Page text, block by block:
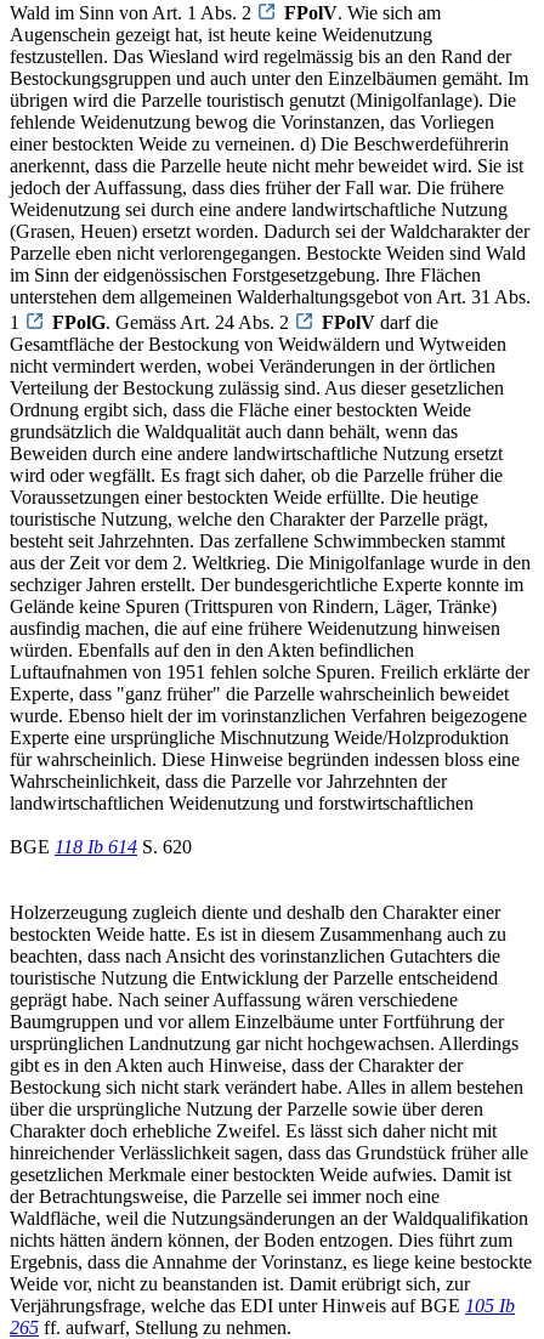
Wald im Sinn von Art. 1 Abs. 2
FPolV. Wie sich am
Augenschein gezeigt hat, ist heute keine Weidenutzung
festzustellen. Das Wiesland wird regelmässig bis an den Rand der
Bestockungsgruppen und auch unter den Einzelbäumen gemäht. Im
übrigen wird die Parzelle touristisch genutzt (Minigolfanlage). Die
fehlende Weidenutzung bewog die Vorinstanzen, das Vorliegen
einer bestockten Weide zu verneinen. d) Die Beschwerdeführerin
anerkennt, dass die Parzelle heute nicht mehr beweidet wird. Sie ist
jedoch der Auffassung, dass dies früher der Fall war. Die frühere
Weidenutzung sei durch eine andere landwirtschaftliche Nutzung
(Grasen, Heuen) ersetzt worden. Dadurch sei der Waldcharakter der
Parzelle eben nicht verlorengegangen. Bestockte Weiden sind Wald
im Sinn der eidgenössischen Forstgesetzgebung. Ihre Flächen
unterstehen dem allgemeinen Walderhaltungsgebot von Art. 31 Abs.
1
FPolG. Gemäss Art. 24 Abs. 2 FPolV darf die
Gesamtfläche der Bestockung von Weidwäldern und Wytweiden
nicht vermindert werden, wobei Veränderungen in der örtlichen
Verteilung der Bestockung zulässig sind. Aus dieser gesetzlichen
Ordnung ergibt sich, dass die Fläche einer bestockten Weide
grundsätzlich die Waldqualität auch dann behält, wenn das
Beweiden durch eine andere landwirtschaftliche Nutzung ersetzt
wird oder wegfällt. Es fragt sich daher, ob die Parzelle früher die
Voraussetzungen einer bestockten Weide erfüllte. Die heutige
touristische Nutzung, welche den Charakter der Parzelle prägt,
besteht seit Jahrzehnten. Das zerfallene Schwimmbecken stammt
aus der Zeit vor dem 2. Weltkrieg. Die Minigolfanlage wurde in den
sechziger Jahren erstellt. Der bundesgerichtliche Experte konnte im
Gelände keine Spuren (Trittspuren von Rindern, Läger, Tränke)
ausfindig machen, die auf eine frühere Weidenutzung hinweisen
würden. Ebenfalls auf den in den Akten befindlichen
Luftaufnahmen von 1951 fehlen solche Spuren. Freilich erklärte der
Experte, dass "ganz früher" die Parzelle wahrscheinlich beweidet
wurde. Ebenso hielt der im vorinstanzlichen Verfahren beigezogene
Experte eine ursprüngliche Mischnutzung Weide/Holzproduktion
für wahrscheinlich. Diese Hinweise begründen indessen bloss eine
Wahrscheinlichkeit, dass die Parzelle vor Jahrzehnten der
landwirtschaftlichen Weidenutzung und forstwirtschaftlichen
BGE 118 Ib 614 S. 620
Holzerzeugung zugleich diente und deshalb den Charakter einer
bestockten Weide hatte. Es ist in diesem Zusammenhang auch zu
beachten, dass nach Ansicht des vorinstanzlichen Gutachters die
touristische Nutzung die Entwicklung der Parzelle entscheidend
geprägt habe. Nach seiner Auffassung wären verschiedene
Baumgruppen und vor allem Einzelbäume unter Fortführung der
ursprünglichen Landnutzung gar nicht hochgewachsen. Allerdings
gibt es in den Akten auch Hinweise, dass der Charakter der
Bestockung sich nicht stark verändert habe. Alles in allem bestehen
über die ursprüngliche Nutzung der Parzelle sowie über deren
Charakter doch erhebliche Zweifel. Es lässt sich daher nicht mit
hinreichender Verlässlichkeit sagen, dass das Grundstück früher alle
gesetzlichen Merkmale einer bestockten Weide aufwies. Damit ist
der Betrachtungsweise, die Parzelle sei immer noch eine
Waldfläche, weil die Nutzungsänderungen an der Waldqualifikation
nichts hätten ändern können, der Boden entzogen. Dies führt zum
Ergebnis, dass die Annahme der Vorinstanz, es liege keine bestockte
Weide vor, nicht zu beanstanden ist. Damit erübrigt sich, zur
Verjährungsfrage, welche das EDI unter Hinweis auf BGE 105 Ib
265 ff. aufwarf, Stellung zu nehmen.